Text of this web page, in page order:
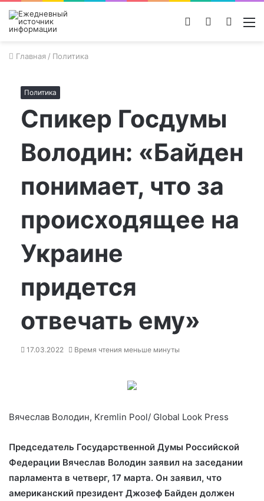
Поиск
Switch
Войти
Главная / Политика
Политика
Спикер Госдумы
Володин: «Байден
понимает, что за
происходящее на
Украине
придется
отвечать ему»
17.03.2022 Время чтения меньше минуты
Вячеслав Володин, Kremlin Pool/ Global Look Press
Председатель Государственной Думы Российской
Федерации Вячеслав Володин заявил на заседании
парламента в четверг, 17 марта. Он заявил, что
американский президент Джозеф Байден должен